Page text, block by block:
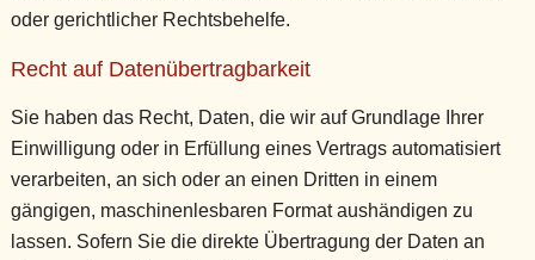
oder gerichtlicher Rechtsbehelfe.
Recht auf Daten­übertrag­barkeit
Sie haben das Recht, Daten, die wir auf Grundlage Ihrer
Einwilligung oder in Erfüllung eines Vertrags automatisiert
verarbeiten, an sich oder an einen Dritten in einem
gängigen, maschinenlesbaren Format aushändigen zu
lassen. Sofern Sie die direkte Übertragung der Daten an